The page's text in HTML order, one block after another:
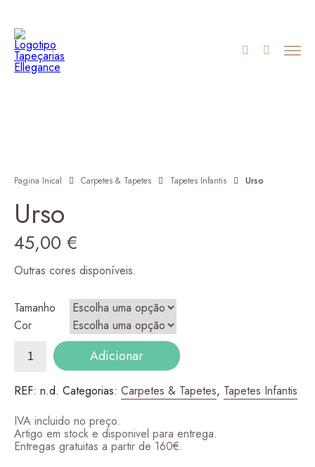
Pagina Inical Carpetes & Tapetes Tapetes Infantis Urso
Urso
45,00 €
Outras cores disponíveis.
Tamanho
Cor
Quantidade
Adicionar
REF: n.d. Categorias: Carpetes & Tapetes, Tapetes Infantis
IVA incluido no preço.
Artigo em stock e disponivel para entrega.
Entregas gratuitas a partir de 160€.